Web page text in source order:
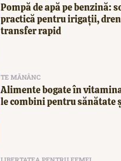
Pompă de apă pe benzină:
practică pentru irigații,
transfer rapid
TE MĂNÂNC
Alimente bogate în vitamina
le combini pentru sănătate
LIBERTATEA PENTRU FEMEI